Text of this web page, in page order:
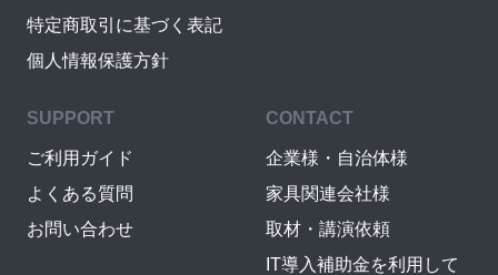
特定商取引に基づく表記
個人情報保護方針
SUPPORT
ご利用ガイド
よくある質問
お問い合わせ
CONTACT
企業様・自治体様
家具関連会社様
取材・講演依頼
IT導入補助金を利用して